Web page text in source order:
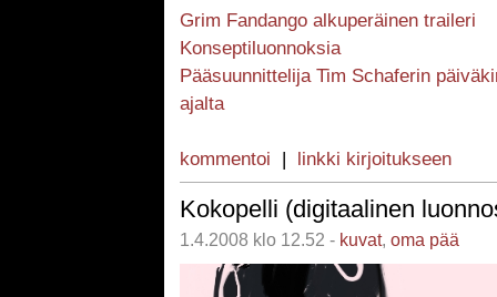
Grim Fandango alkuperäinen traileri
Konseptiluonnoksia
Pääsuunnittelija Tim Schaferin
ajalta
kommentoi | linkki kirjoitukseen
Kokopelli (digitaalinen
1.4.2008 klo 12.52 - kuvat, oma pää